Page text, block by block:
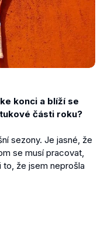
konci a blíží se
části roku?
sezony. Je jasné, že
se musí pracovat,
že jsem neprošla